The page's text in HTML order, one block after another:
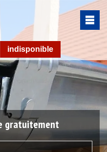
indisponible
gratuitement